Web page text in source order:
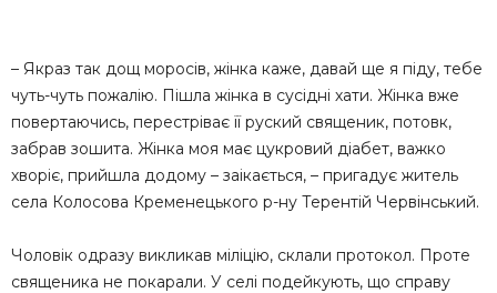
– Якраз так дощ моросів, жінка каже, давай ще я піду, тебе
чуть-чуть пожалію. Пішла жінка в сусідні хати. Жінка вже
повертаючись, перестріває її руский священик, потовк,
забрав зошита. Жінка моя має цукровий діабет, важко
хворіє, прийшла додому – заікається, – пригадує житель
села Колосова Кременецького р-ну Терентій Червінський.
Чоловік одразу викликав міліцію, склали протокол. Проте
священика не покарали. У селі подейкують, що справу